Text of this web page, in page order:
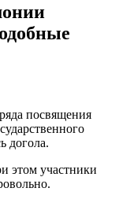
посвящения
догола.
этом участники